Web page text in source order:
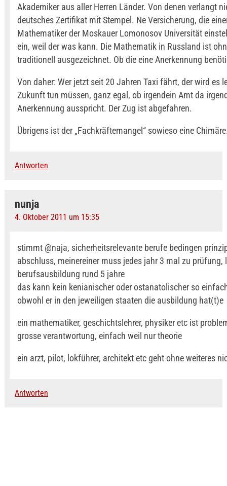
Akademiker aus aller Herren Länder. Von denen verlangt
deutsches Zertifikat mit Stempel. Ne Versicherung, die
Mathematiker der Moskauer Lomonosov Universität
ein, weil der was kann. Die Mathematik in Russland ist
traditionell ausgezeichnet. Ob die eine Anerkennung
Von daher: Wer jetzt seit 20 Jahren Taxi fährt, der wird es
Zukunft tun müssen, ganz egal, ob irgendein Amt da
Anerkennung ausspricht. Der Zug ist abgefahren.
Übrigens ist der „Fachkräftemangel“ sowieso eine
Antworten
nunja
4. Oktober 2011 um 15:35
stimmt @naja, sicherheitsrelevante berufe bedingen
abschluss, meinereiner muss jedes jahr 3 mal zu prüfung,
berufsausbildung rund 5 jahre
das kann kein kenianischer oder ostanatolischer so
obwohl er in den jeweiligen staaten die ausbildung hat(t)e
ein mathematiker, geschichtslehrer, physiker etc ist
grosse verantwortung, einfach weil nur theorie
ein arzt, pilot, lokführer, architekt etc geht ohne weiteres
Antworten